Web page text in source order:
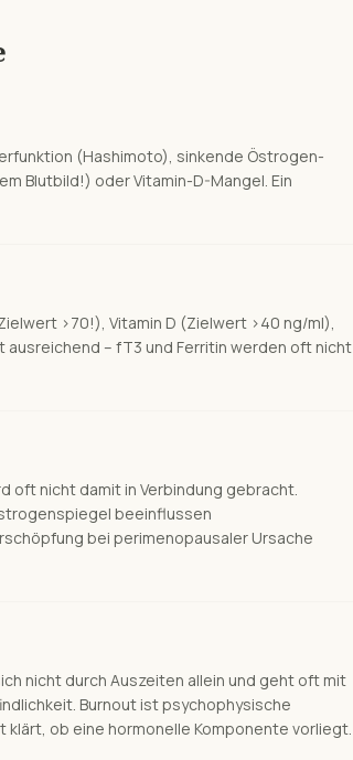
(Hashimoto), sinkende Östrogen-
Blutbild!) oder Vitamin-D-Mangel. Ein
>70!), Vitamin D (Zielwert >40 ng/ml),
ausreichend – fT3 und Ferritin werden oft nicht
oft nicht damit in Verbindung gebracht.
beeinflussen
bei perimenopausaler Ursache
nicht durch Auszeiten allein und geht oft mit
Burnout ist psychophysische
klärt, ob eine hormonelle Komponente vorliegt.